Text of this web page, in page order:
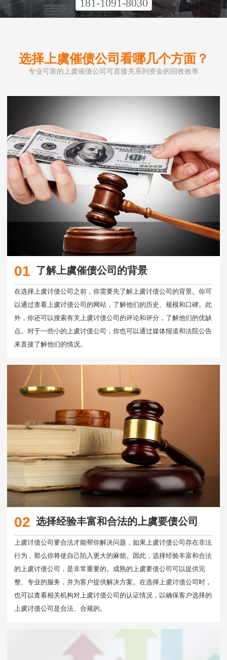
181-1091-8030
选择上虞催债公司看哪几个方面？
专业可靠的上虞催债公司可直接关系到资金的回收效率
01 了解上虞催债公司的背景
在选择上虞讨债公司之前，你需要先了解上虞讨债公司的背景。你可
以通过查看上虞讨债公司的网站，了解他们的历史、规模和口碑。此
外，你还可以搜索有关上虞讨债公司的评论和评分，了解他们的优缺
点。对于一些小的上虞讨债公司，你也可以通过媒体报道和法院公告
来直接了解他们的情况。
02 选择经验丰富和合法的上虞要债公司
上虞讨债公司要合法才能帮你解决问题，如果上虞讨债公司存在非法
行为，那么你将使自己陷入更大的麻烦。因此，选择经验丰富和合法
的上虞讨债公司，是非常重要的。成熟的上虞要债公司可以提供完
整、专业的服务，并为客户提供解决方案。在选择上虞讨债公司时，
也可以查看相关机构对上虞讨债公司的认证情况，以确保客户选择的
上虞讨债公司是合法、合规的。